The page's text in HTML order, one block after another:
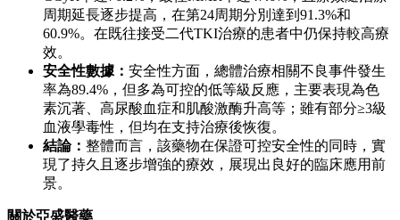
Myelodysplastic Syndromes, and Allotransplant）
第一作者： 黎緯明教授，華中科技大學同濟醫學院附屬協和醫
院血液科
核心要點：
研究背景：這是一項在中國開展的單臂、多中心、開放
標簽研究，評估了奧雷巴替尼作為二線治療方案的有效
性與安全性。
療效數據：在42例可評估患者中，奧雷巴替尼顯示出顯
著且持續增強的抗腫瘤活性。截至數據截止日期，最佳
CCyR率達76.2%，最佳MMR率達47.6%，且療效隨治療
周期延長逐步提高，在第24周期分別達到91.3%和